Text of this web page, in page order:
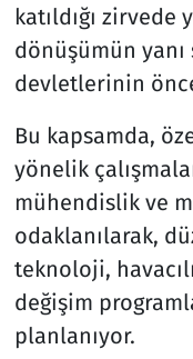
katıldığı
dönüşümün yanı
devletlerinin
Bu kapsamda,
yönelik
mühendislik ve
odaklanılarak,
teknoloji,
değişim
planlanıyor.